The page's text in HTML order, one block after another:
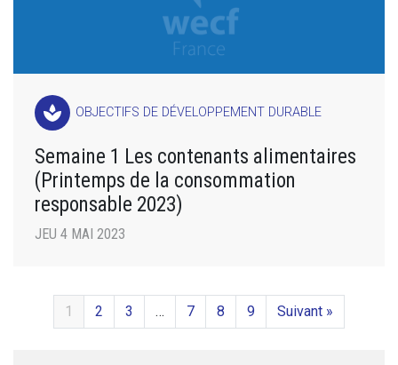
spa OBJECTIFS DE DÉVELOPPEMENT DURABLE
Semaine 1 Les contenants alimentaires
(Printemps de la consommation
responsable 2023)
JEU 4 MAI 2023
1 2 3 … 7 8 9 Suivant »